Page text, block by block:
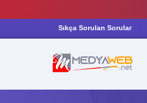
Sıkça Sorulan Sorular